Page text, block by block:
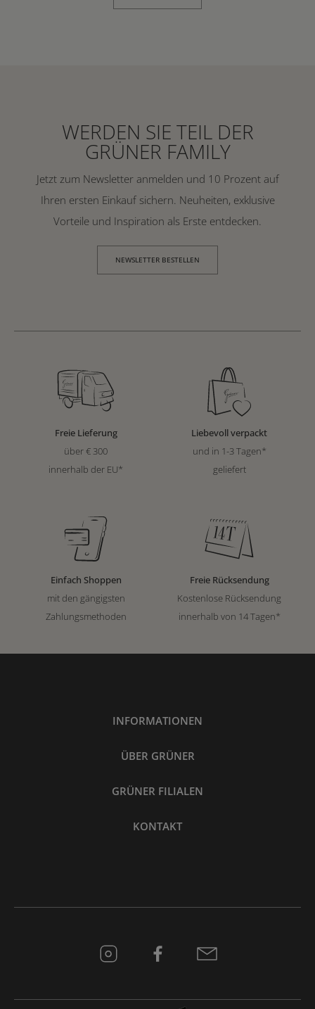
WERDEN SIE TEIL DER
GRÜNER FAMILY
Jetzt zum Newsletter anmelden und 10 Prozent auf
Ihren ersten Einkauf sichern. Neuheiten, exklusive
Vorteile und Inspiration als Erste entdecken.
NEWSLETTER BESTELLEN
Freie Lieferung
über € 300
innerhalb der EU*
Liebevoll verpackt
und in 1-3 Tagen*
geliefert
Einfach Shoppen
mit den gängigsten
Zahlungsmethoden
Freie Rücksendung
Kostenlose Rücksendung
innerhalb von 14 Tagen*
INFORMATIONEN
ÜBER GRÜNER
GRÜNER FILIALEN
KONTAKT